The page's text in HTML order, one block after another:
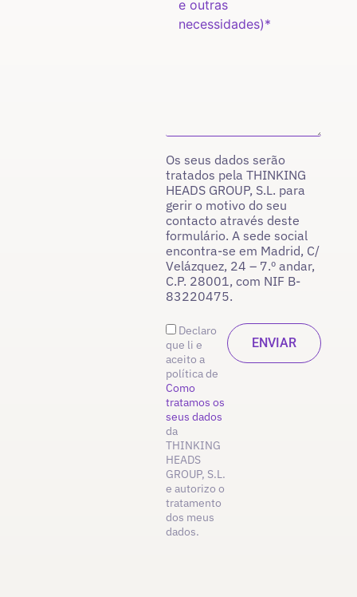
Os seus dados serão
tratados pela THINKING
HEADS GROUP, S.L. para
gerir o motivo do seu
contacto através deste
formulário. A sede social
encontra-se em Madrid, C/
Velázquez, 24 – 7.º andar,
C.P. 28001, com NIF B-
83220475.
Declaro
que li e
aceito a
política de
Como
tratamos os
seus dados
da
THINKING
HEADS
GROUP, S.L.
e autorizo o
tratamento
dos meus
dados.